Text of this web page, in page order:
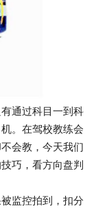
通过科目一到科
。在驾校教练会
会教，今天我们
巧，看方向盘判
监控拍到，扣分